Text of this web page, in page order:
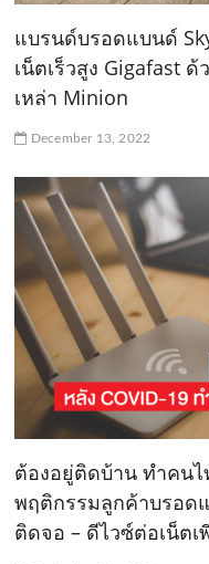
แบรนด์บรอดแบนด์
เน็ตเร็วสูง Gigafast
เหล่า Minion
December 13, 2022
ต้องอยู่ติดบ้าน ทำคนไ
พฤติกรรมลูกค้าบรอด
ติดจอ – ดีไวซ์ต่อเน็ตเ